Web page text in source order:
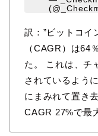
訳：”ビットコイ
（CAGR）は64
た。 これは、チ
されているよう
にまみれて置き
CAGR 27%で最